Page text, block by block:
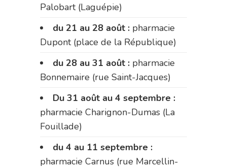
Palobart (Laguépie)
du 21 au 28 août : pharmacie
Dupont (place de la République)
du 28 au 31 août : pharmacie
Bonnemaire (rue Saint-Jacques)
Du 31 août au 4 septembre :
pharmacie Charignon-Dumas (La
Fouillade)
du 4 au 11 septembre :
pharmacie Carnus (rue Marcellin-